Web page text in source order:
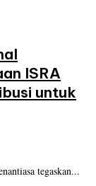
ISRA
untuk
tegaskan...